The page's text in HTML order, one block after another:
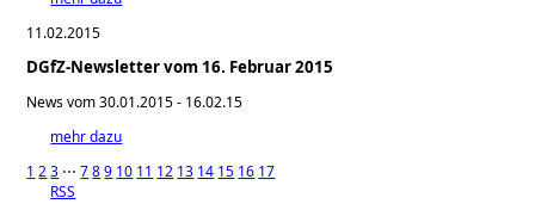
11.02.2015
DGfZ-Newsletter vom 16. Februar 2015
News vom 30.01.2015 - 16.02.15
mehr dazu
1 23 ⋅⋅⋅789 10 11 12 13 14 15 16 17
RSS